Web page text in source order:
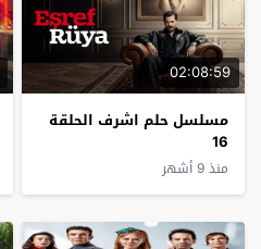
02:08:59
مسلسل حلم اشرف الحلقة
16
منذ 9 أشهر